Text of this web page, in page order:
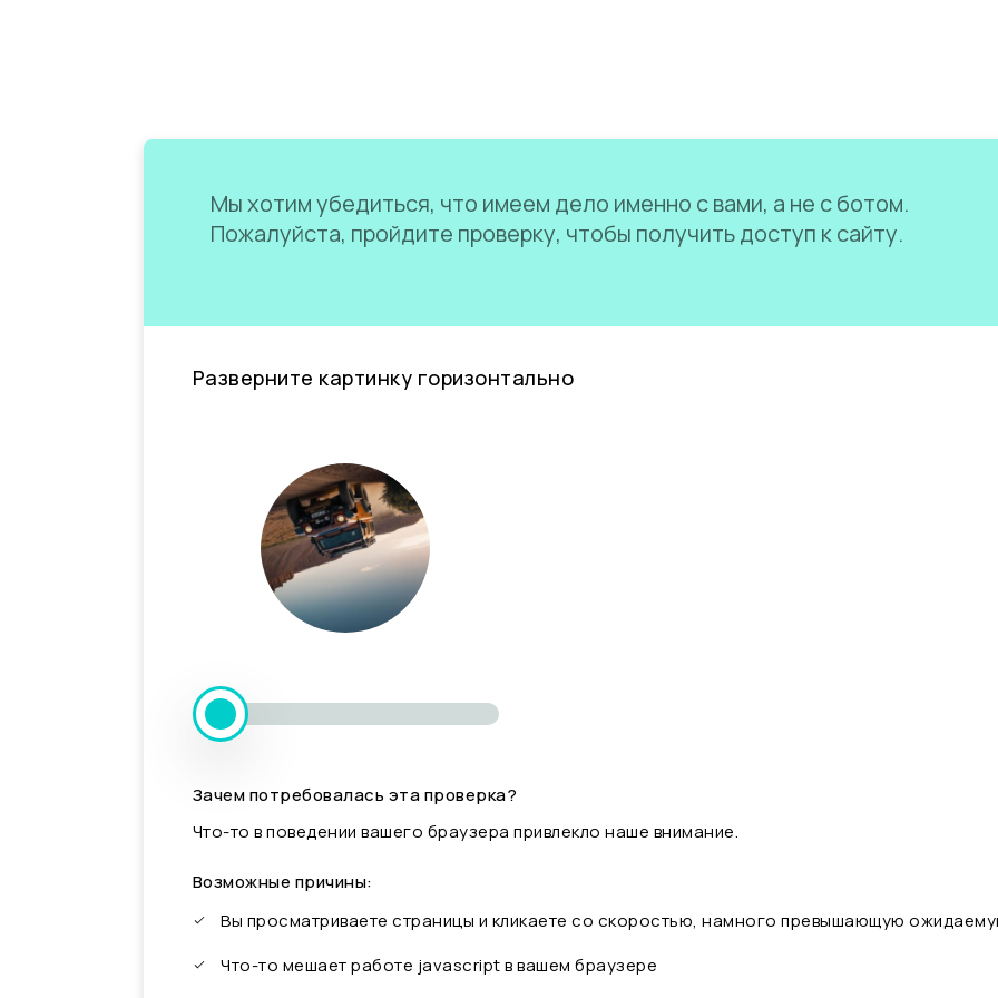
Мы хотим убедиться, что имеем дело именно с вами, а не с ботом.
Пожалуйста, пройдите проверку, чтобы получить доступ к сайту.
Разверните картинку горизонтально
Зачем потребовалась эта проверка?
Что-то в поведении вашего браузера привлекло наше внимание.
Возможные причины:
Вы просматриваете страницы и кликаете со скоростью, намного превышающую
Что-то мешает работе javascript в вашем браузере